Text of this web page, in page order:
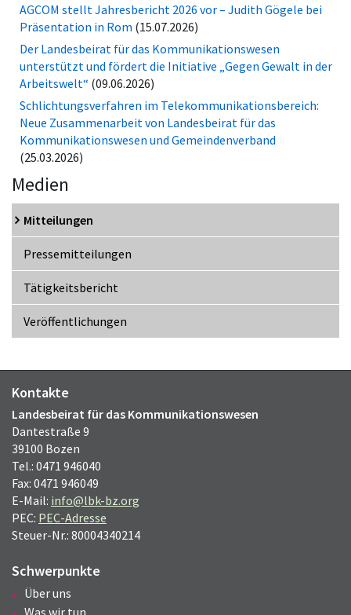
AGCOM stellt Jahresbericht 2026 vor – Judith Gögele bei
Präsentation in Rom (15.07.2026)
Der Landesbeirat für das Kommunikationswesen
unterstützt und fördert die Initiative „Gegen Gewalt in der
Arbeitswelt“ (09.06.2026)
Schlichtungsverfahren im Telekommunikationsbereich:
Neue Zusammenarbeit von Landesbeirat für das
Kommunikationswesen und Gemeindenverband
(25.03.2026)
Medien
Mitteilungen
Pressemitteilungen
Tätigkeitsbericht
Veröffentlichungen
Kontakte
Landesbeirat für das Kommunikationswesen
Dantestraße 9
39100 Bozen
Tel.: 0471 946040
Fax: 0471 946049
E-Mail: info@lbk-bz.org
PEC: PEC-Adresse
Steuer-Nr.: 80004340214
Schwerpunkte
Über uns
Was wir tun